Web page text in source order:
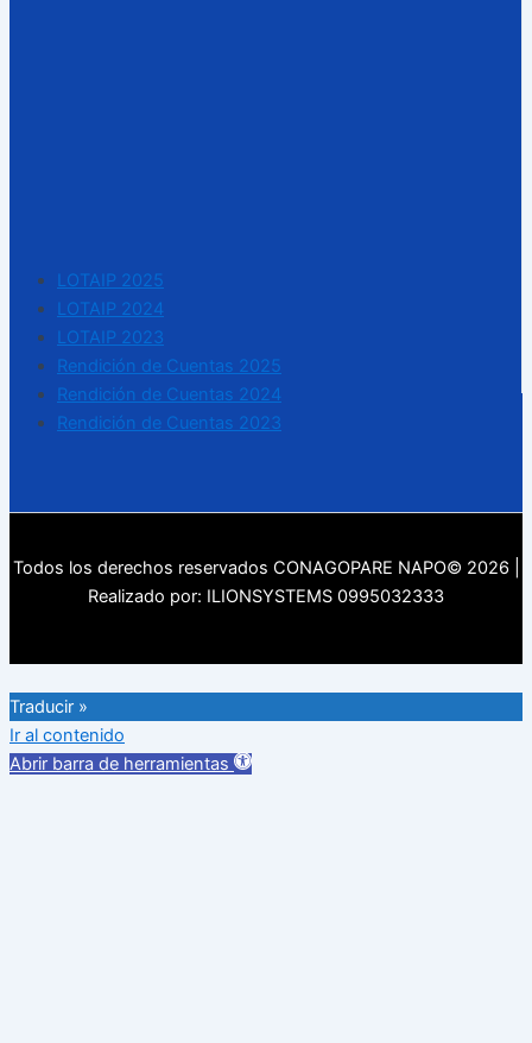
LOTAIP 2025
LOTAIP 2024
LOTAIP 2023
Rendición de Cuentas 2025
Rendición de Cuentas 2024
Rendición de Cuentas 2023
Todos los derechos reservados CONAGOPARE NAPO© 2026 |
Realizado por: ILIONSYSTEMS 0995032333
Traducir »
Ir al contenido
Abrir barra de herramientas